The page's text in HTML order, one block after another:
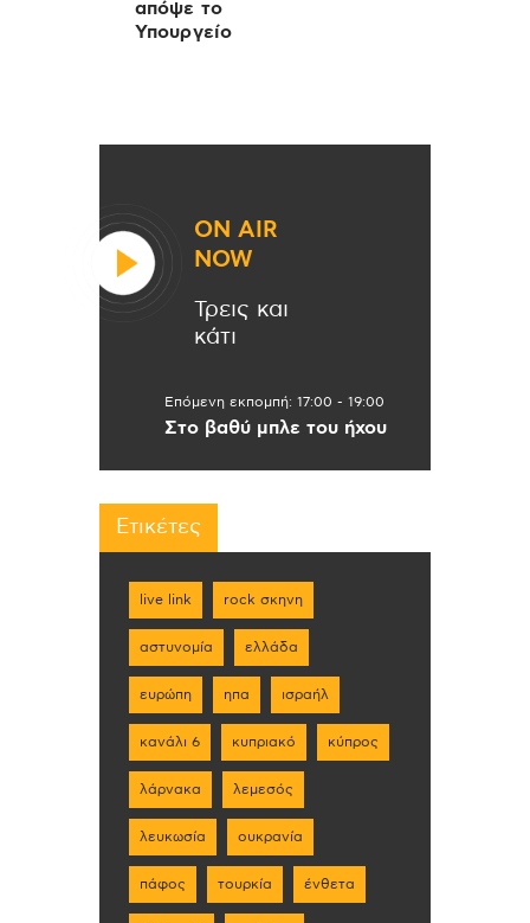
απόψε το
Υπουργείο
ON AIR
NOW
Τρεις και
κάτι
Επόμενη εκπομπή: 17:00 - 19:00
Στο βαθύ μπλε του ήχου
Ετικέτες
live link rock σκηνη
αστυνομία ελλάδα
ευρώπη ηπα ισραήλ
κανάλι 6 κυπριακό κύπρος
λάρνακα λεμεσός
λευκωσία ουκρανία
πάφος τουρκία ένθετα